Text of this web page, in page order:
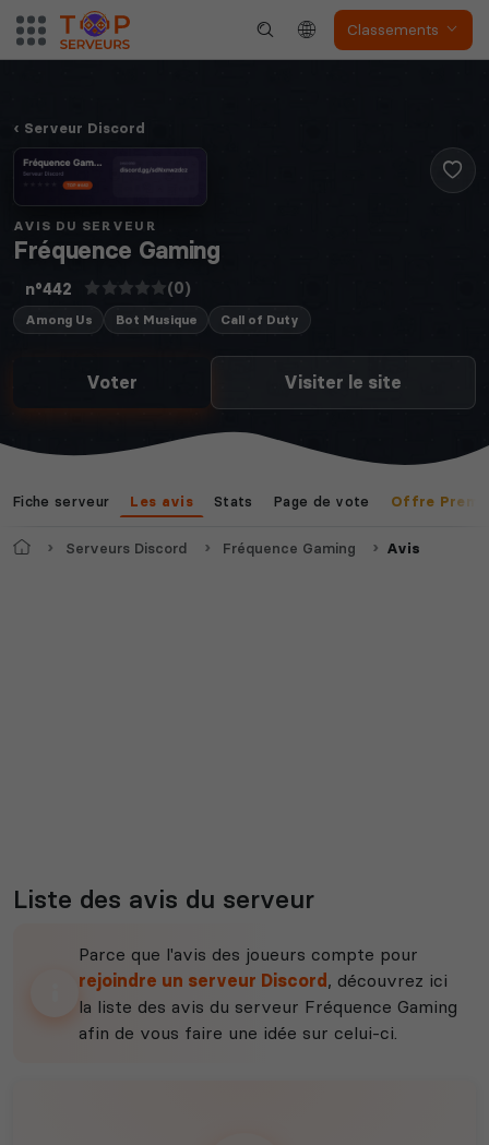
Classements
Squad
Myth of Empires Enshrouded
jeux disponibles
Serveur Discord
AVIS DU SERVEUR
Fréquence Gaming
n°442 (0)
Among Us Bot Musique Call of Duty
Voter Visiter le site
Fiche serveur Les avis Stats Page de vote Offre
AccueilServeurs Discord Fréquence Gaming Avis
Liste des avis du serveur
Parce que l'avis des joueurs compte pour
rejoindre un serveur Discord, découvrez ici
la liste des avis du serveur Fréquence Gaming
afin de vous faire une idée sur celui-ci.